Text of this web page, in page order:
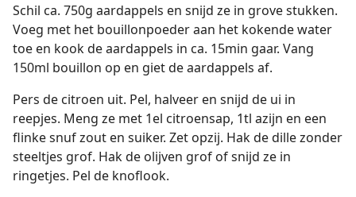
Schil ca. 750g aardappels en snijd ze in grove stukken.
Voeg met het bouillonpoeder aan het kokende water
toe en kook de aardappels in ca. 15min gaar. Vang
150ml bouillon op en giet de aardappels af.
Pers de citroen uit. Pel, halveer en snijd de ui in
reepjes. Meng ze met 1el citroensap, 1tl azijn en een
flinke snuf zout en suiker. Zet opzij. Hak de dille zonder
steeltjes grof. Hak de olijven grof of snijd ze in
ringetjes. Pel de knoflook.